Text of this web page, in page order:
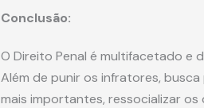
Conclusão:
O Direito Penal é multifacetado e
Além de punir os infratores,
mais importantes, ressocializar